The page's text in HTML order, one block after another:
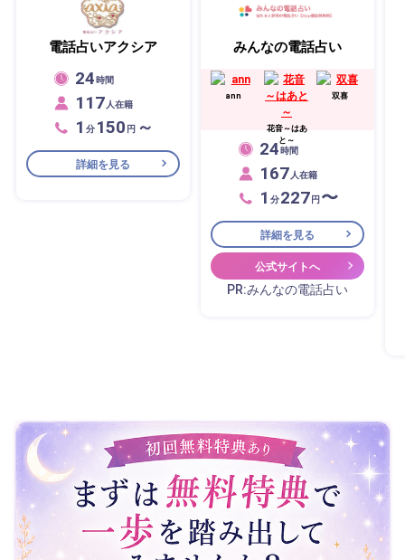
電話占いアクシア
24時間
117人在籍
1 分 150 円 ～
詳細を見る
みんなの電話占い
ann
花音～はあ
と～
双喜
24時間
167人在籍
1 分227円〜
詳細を見る
公式サイトへ
PR:みんなの電話占い